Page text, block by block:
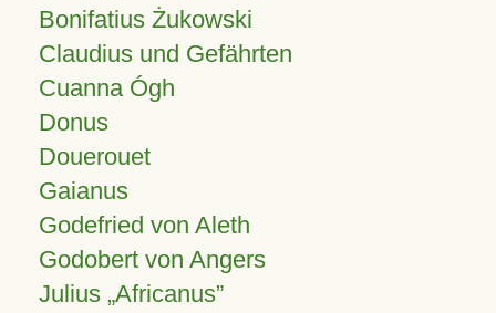
Bonifatius Żukowski
Claudius und Gefährten
Cuanna Ógh
Donus
Douerouet
Gaianus
Godefried von Aleth
Godobert von Angers
Julius Africanus